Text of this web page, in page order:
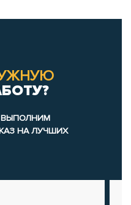
ВЫПОЛНИМ
НА ЛУЧШИХ